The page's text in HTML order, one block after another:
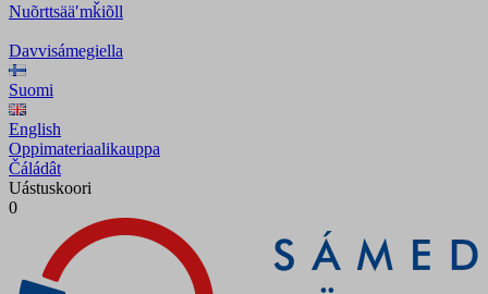
Nuõrttsääʹmǩiõll
Davvisámegiella
Suomi
English
Oppimateriaalikauppa
Čáládât
Uástuskoori
0